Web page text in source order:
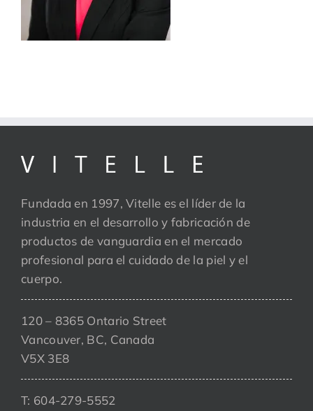
Fundada en 1997, Vitelle es el líder de la
industria en el desarrollo y fabricación de
productos de vanguardia en el mercado
profesional para el cuidado de la piel y el
cuerpo.
120 – 8365 Ontario Street
Vancouver, BC, Canada
V5X 3E8
T: 604-279-5552